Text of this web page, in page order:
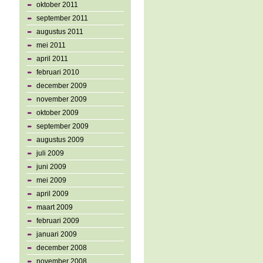
oktober 2011
september 2011
augustus 2011
mei 2011
april 2011
februari 2010
december 2009
november 2009
oktober 2009
september 2009
augustus 2009
juli 2009
juni 2009
mei 2009
april 2009
maart 2009
februari 2009
januari 2009
december 2008
november 2008